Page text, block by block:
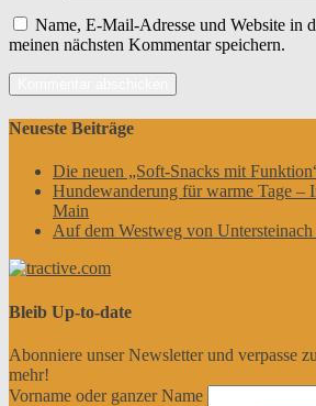
Name, E-Mail-Adresse und Website in
meinen nächsten Kommentar speichern.
Neueste Beiträge
Die neuen „Soft-Snacks mit
Hundewanderung für warme Tage –
Main
Auf dem Westweg von
Bleib Up-to-date
Abonniere unser Newsletter und verpasse
mehr!
Vorname oder ganzer Name